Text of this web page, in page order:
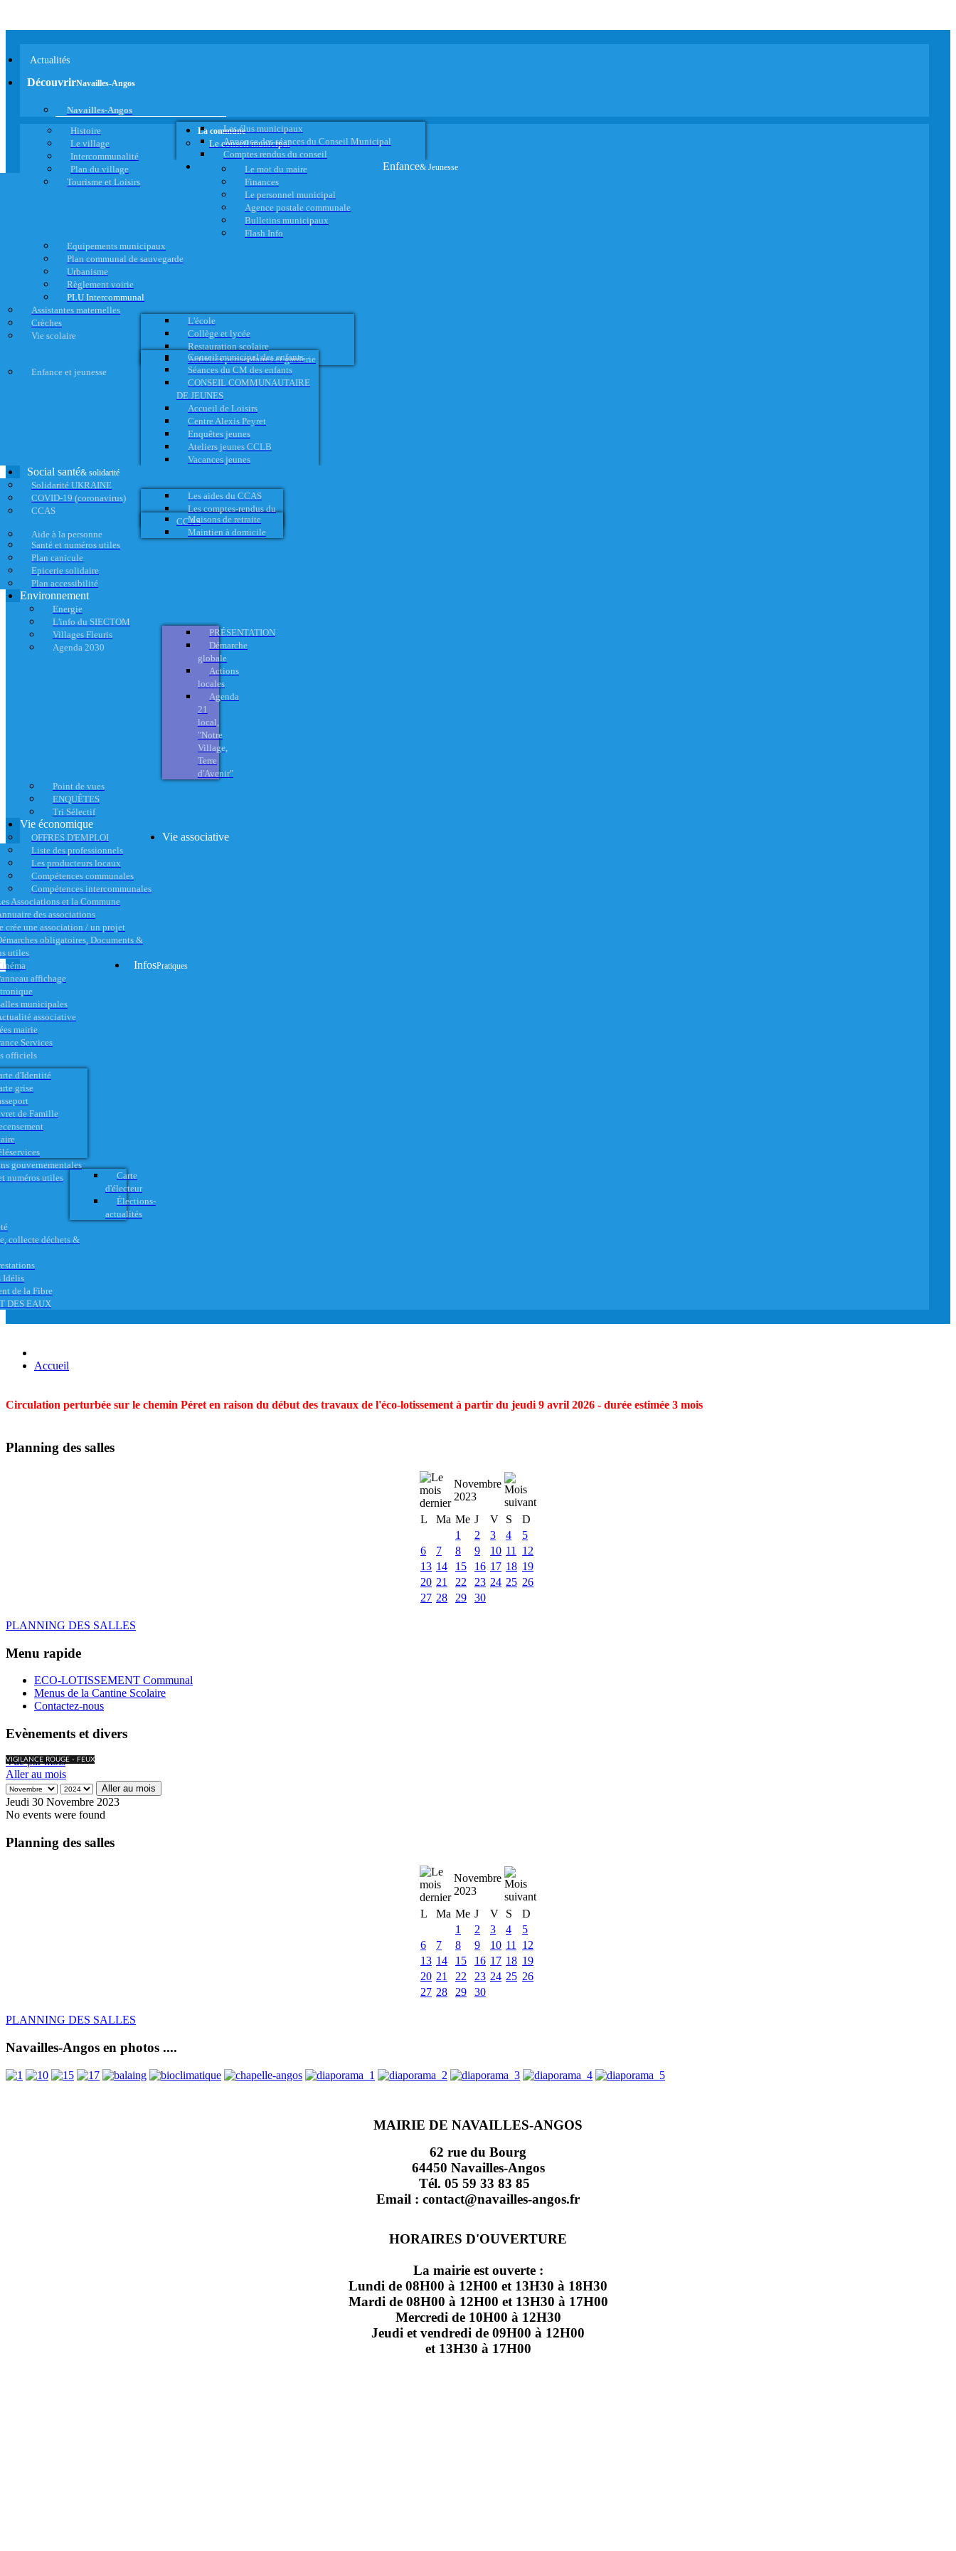
Actualités
DécouvrirNavailles-Angos
Navailles-Angos
Histoire
Le village
Intercommunalité
Plan du village
Tourisme et Loisirs
La commune
Le conseil municipal
Les élus municipaux
Annonce des séances du Conseil Municipal
Comptes rendus du conseil
Le mot du maire
Finances
Le personnel municipal
Agence postale communale
Bulletins municipaux
Flash Info
Equipements municipaux
Plan communal de sauvegarde
Urbanisme
Règlement voirie
PLU Intercommunal
Enfance& Jeunesse
Assistantes maternelles
Crèches
Vie scolaire
L'école
Collège et lycée
Restauration scolaire
Activités périscolaires et garderie
Enfance et jeunesse
Conseil municipal des enfants
Séances du CM des enfants
CONSEIL COMMUNAUTAIRE
DE JEUNES
Accueil de Loisirs
Centre Alexis Peyret
Enquêtes jeunes
Ateliers jeunes CCLB
Vacances jeunes
Social santé& solidarité
Solidarité UKRAINE
COVID-19 (coronavirus)
CCAS
Les aides du CCAS
Les comptes-rendus du
CCAS
Aide à la personne
Maisons de retraite
Maintien à domicile
Santé et numéros utiles
Plan canicule
Epicerie solidaire
Plan accessibilité
Environnement
Energie
L'info du SIECTOM
Villages Fleuris
Agenda 2030
PRÉSENTATION
Démarche
globale
Actions
locales
Agenda
21
local,
"Notre
Village,
Terre
d'Avenir"
Point de vues
ENQUÊTES
Tri Sélectif
Vie économique
OFFRES D'EMPLOI
Liste des professionnels
Les producteurs locaux
Compétences communales
Compétences intercommunales
Vie associative
Associations et la Commune
des associations
crée une association / un projet
obligatoires, Documents &
utiles
affichage
municipales
associative
InfosPratiques
mairie
Services
officiels
d'Identité
grise
de Famille
gouvernementales
numéros utiles
Carte
d'électeur
Élections-
actualités
collecte déchets &
Idélis
de la Fibre
DES EAUX
Accueil
Circulation perturbée sur le chemin Péret en raison du début des travaux de l'éco-lotissement à partir du jeudi 9 avril 2026 - durée estimée 3 mois
Planning des salles
Novembre
2023
L
Ma Me J V S
D
1
2 3 4
5
6
7 8 9 10 11
12
13 14 15 16 17 18 19
20 21 22 23 24 25 26
27 28 29 30
PLANNING DES SALLES
Menu rapide
ECO-LOTISSEMENT Communal
Menus de la Cantine Scolaire
Contactez-nous
Evènements et divers
VIGILANCE ROUGE - FEUX
Vue par mois
Aller au mois
Aller au mois
Jeudi 30 Novembre 2023
No events were found
Planning des salles
Novembre
2023
L
Ma Me J V S
D
1
2 3 4
5
6
7 8 9 10 11
12
13 14 15 16 17 18 19
20 21 22 23 24 25 26
27 28 29 30
PLANNING DES SALLES
Navailles-Angos en photos ....
MAIRIE DE NAVAILLES-ANGOS
62 rue du Bourg
64450 Navailles-Angos
Tél. 05 59 33 83 85
Email : contact@navailles-angos.fr
HORAIRES D'OUVERTURE
La mairie est ouverte :
Lundi de 08H00 à 12H00 et 13H30 à 18H30
Mardi de 08H00 à 12H00 et 13H30 à 17H00
Mercredi de 10H00 à 12H30
Jeudi et vendredi de 09H00 à 12H00
et 13H30 à 17H00